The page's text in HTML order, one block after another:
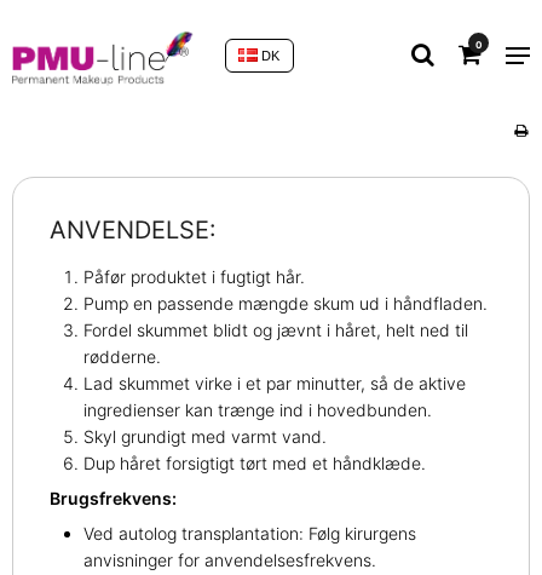
0
DK
ANVENDELSE:
Påfør produktet i fugtigt hår.
Pump en passende mængde skum ud i håndfladen.
Fordel skummet blidt og jævnt i håret, helt ned til
rødderne.
Lad skummet virke i et par minutter, så de aktive
ingredienser kan trænge ind i hovedbunden.
Skyl grundigt med varmt vand.
Dup håret forsigtigt tørt med et håndklæde.
Brugsfrekvens:
Ved autolog transplantation: Følg kirurgens
anvisninger for anvendelsesfrekvens.